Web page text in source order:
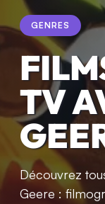
GENRES
TV
Découvrez
Geere :